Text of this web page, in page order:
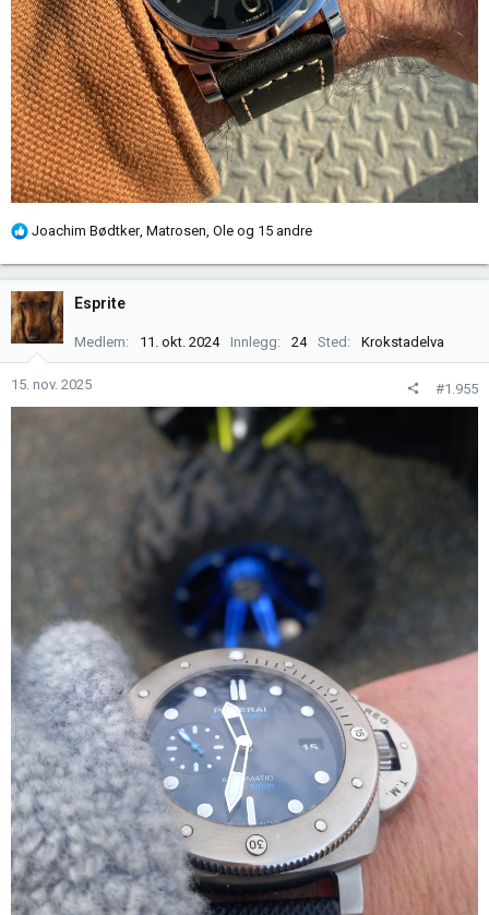
R
k
s
j
n
e
Joachim Bødtker, Matrosen, Ole og 15 andre
Esprite
Medlem 11. okt. 2024 Innlegg 24 Sted Krokstadelva
15. nov. 2025 #1.955